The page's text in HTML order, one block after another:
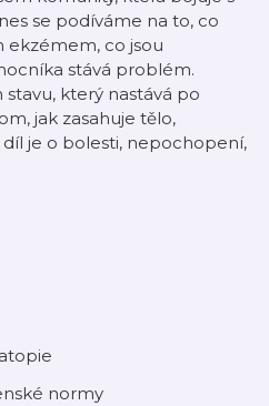
se podíváme na to, co
ekzémem, co jsou
stává problém.
který nastává po
jak zasahuje tělo,
díl je o bolesti, nepochopení,
normy